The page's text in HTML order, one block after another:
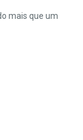
mais que um